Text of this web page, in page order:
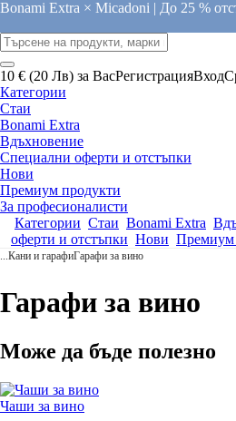
Bonami Extra × Micadoni | До 25 %
10 € (20 Лв) за ВасРегистрацияВход
Категории
Стаи
Bonami Extra
Вдъхновение
Специални оферти и отстъпки
Нови
Премиум продукти
За професионалисти
Категории Стаи Bonami Extra
оферти и отстъпки Нови Премиум
...Кани и гарафиГарафи за вино
Гарафи за вино
Може да бъде полезно
Чаши за вино